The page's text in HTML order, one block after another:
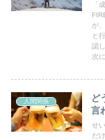
「
が
と
認
次
人間関係
ど
言
せ
だ